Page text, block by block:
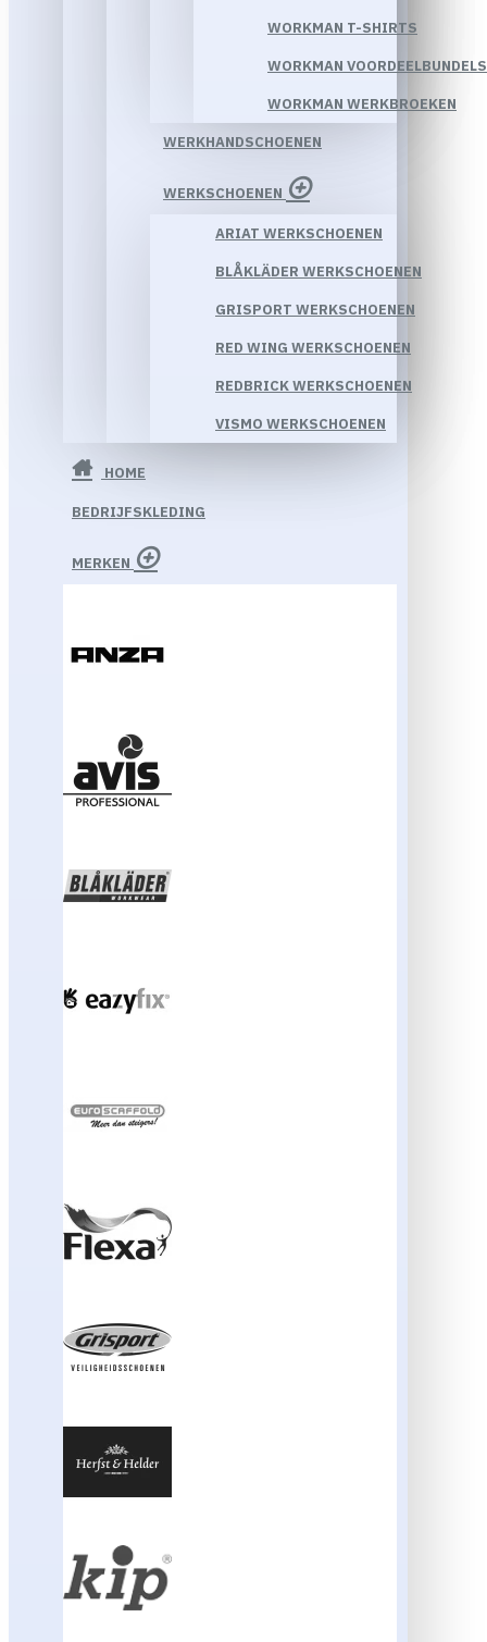
WORKMAN T-SHIRTS
WORKMAN VOORDEELBUNDELS
WORKMAN WERKBROEKEN
WERKHANDSCHOENEN
WERKSCHOENEN
ARIAT WERKSCHOENEN
BLÅKLÄDER WERKSCHOENEN
GRISPORT WERKSCHOENEN
RED WING WERKSCHOENEN
REDBRICK WERKSCHOENEN
VISMO WERKSCHOENEN
HOME
BEDRIJFSKLEDING
MERKEN